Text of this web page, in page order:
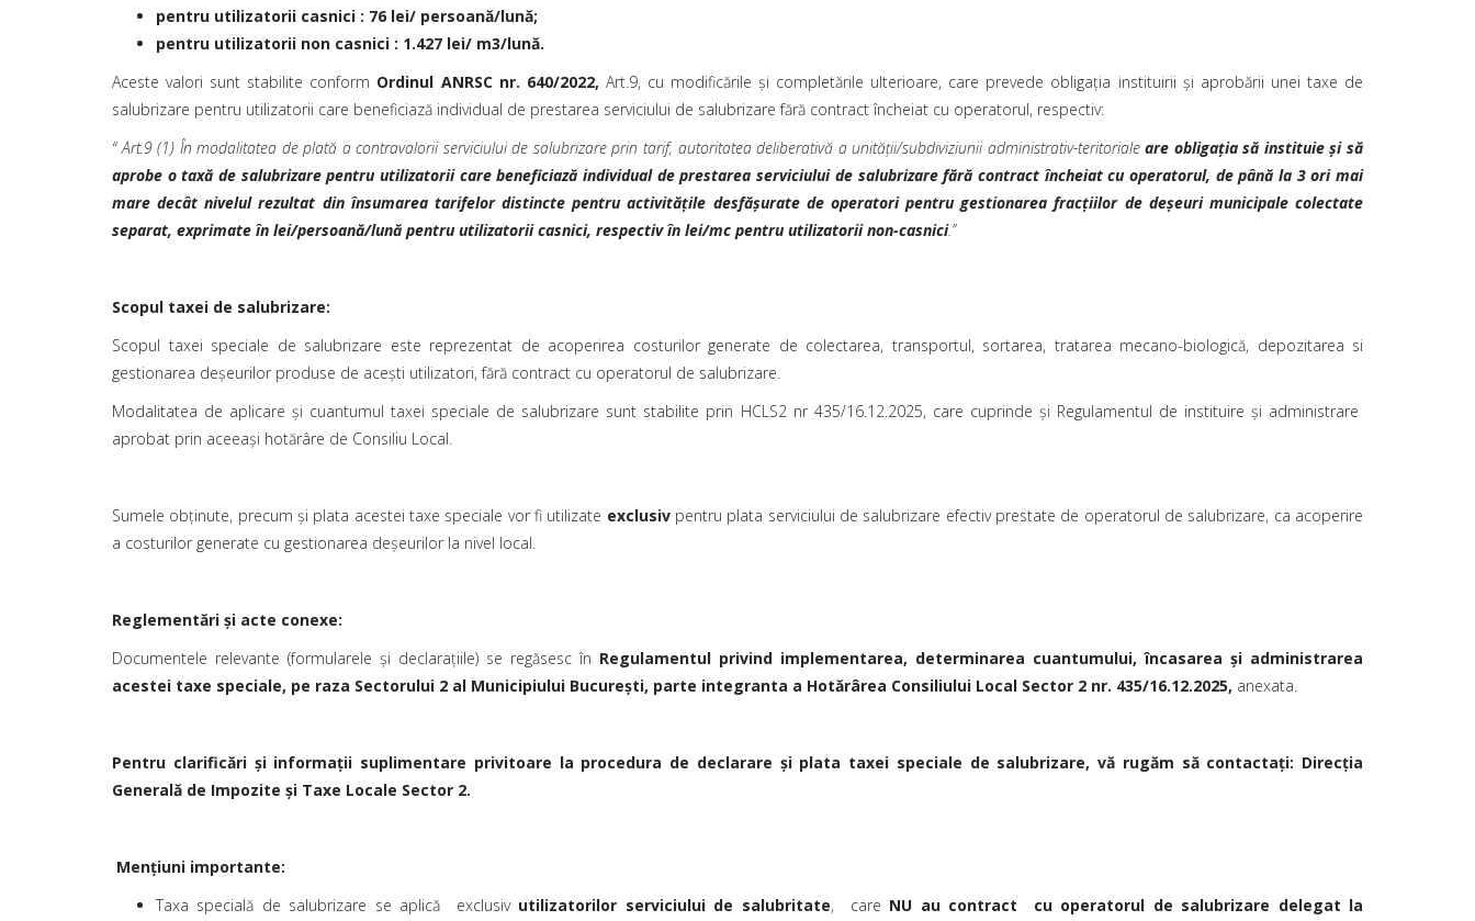
pentru utilizatorii casnici : 76 lei/ persoană/lună;
pentru utilizatorii non casnici : 1.427 lei/ m3/lună.
Aceste valori sunt stabilite conform Ordinul ANRSC nr. 640/2022, Art.9, cu modificările și completările ulterioare, care prevede obligaţia instituirii şi aprobării unei taxe de
salubrizare pentru utilizatorii care beneficiază individual de prestarea serviciului de salubrizare fără contract încheiat cu operatorul, respectiv:
“ Art.9 (1) În modalitatea de plată a contravalorii serviciului de salubrizare prin tarif, autoritatea deliberativă a unităţii/subdiviziunii administrativ-teritorialeare obligaţia să instituie şi să
aprobe o taxă de salubrizare pentru utilizatorii care beneficiază individual de prestarea serviciului de salubrizare fără contract încheiat cu operatorul, de până la 3 ori mai
mare decât nivelul rezultat din însumarea tarifelor distincte pentru activităţile desfăşurate de operatori pentru gestionarea fracţiilor de deşeuri municipale colectate
separat, exprimate în lei/persoană/lună pentru utilizatorii casnici, respectiv în lei/mc pentru utilizatorii non-casnici.’’
Scopul taxei de salubrizare:
Scopul taxei speciale de salubrizare este reprezentat de acoperirea costurilor generate de colectarea, transportul, sortarea, tratarea mecano-biologică, depozitarea si
gestionarea deșeurilor produse de acești utilizatori, fără contract cu operatorul de salubrizare.
Modalitatea de aplicare și cuantumul taxei speciale de salubrizare sunt stabilite prin HCLS2 nr 435/16.12.2025, care cuprinde și Regulamentul de instituire și administrare
aprobat prin aceeași hotărâre de Consiliu Local.
Sumele obținute, precum și plata acestei taxe speciale vor fi utilizate exclusivpentru plata serviciului de salubrizare efectiv prestate de operatorul de salubrizare, ca acoperire
a costurilor generate cu gestionarea deșeurilor la nivel local.
Reglementări și acte conexe:
Documentele relevante (formularele și declarațiile) se regăsesc în Regulamentul privind implementarea, determinarea cuantumului, încasarea și administrarea
acestei taxe speciale, pe raza Sectorului 2 al Municipiului București, parte integranta a Hotărârea Consiliului Local Sector 2 nr. 435/16.12.2025, anexata.
Pentru clarificări și informații suplimentare privitoare la procedura de declarare și plata taxei speciale de salubrizare, vă rugăm să contactați: Direcția
Generală de Impozite şi Taxe Locale Sector 2.
Mențiuni importante:
Taxa specială de salubrizare se aplică exclusiv utilizatorilor serviciului de salubritate, care NU au contract cu operatorul de salubrizare delegat la